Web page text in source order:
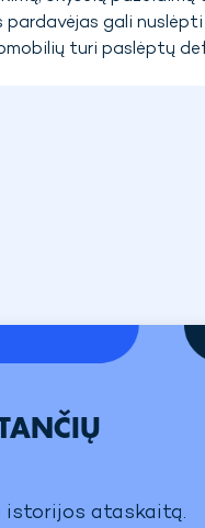
gali
turi paslėptų
istorijos ataskaitą.